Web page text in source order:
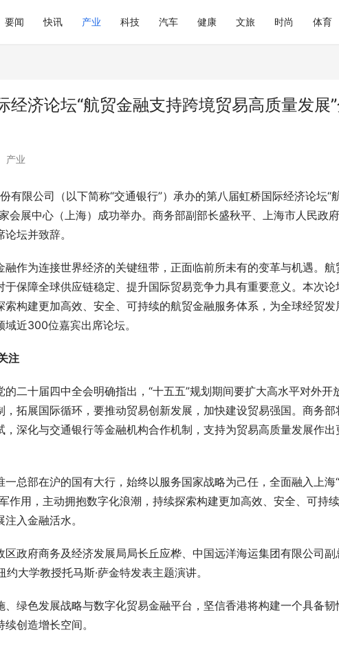
要闻 快讯 产业 科技 汽车 健康 文旅 时尚 体育
济论坛“航贸金融支持跨境贸易高质量发展
产业
有限公司（以下简称“交通银行”）承办的第八届虹桥国际经济论坛“
会展中心（上海）成功举办。商务部副部长盛秋平、上海市人民政
坛并致辞。
作为连接世界经济的关键纽带，正面临前所未有的变革与机遇。航
保障全球供应链稳定、提升国际贸易竞争力具有重要意义。本次论
构建更加高效、安全、可持续的航贸金融服务体系，为全球经贸发
近300位嘉宾出席论坛。
注
二十届四中全会明确指出，“十五五”规划期间要扩大高水平对外开
拓展国际循环，要推动贸易创新发展，加快建设贸易强国。商务部
深化与交通银行等金融机构合作机制，支持为贸易高质量发展作出
总部在沪的国有大行，始终以服务国家战略为己任，全面融入上海
作用，主动拥抱数字化浪潮，持续探索构建更加高效、安全、可持
入金融活水。
政府商务及经济发展局局长丘应桦、中国远洋海运集团有限公司副
大学教授托马斯·萨金特发表主题演讲。
绿色发展战略与数字化贸易金融平台，坚信香港将构建一个具备韧
创造增长空间。